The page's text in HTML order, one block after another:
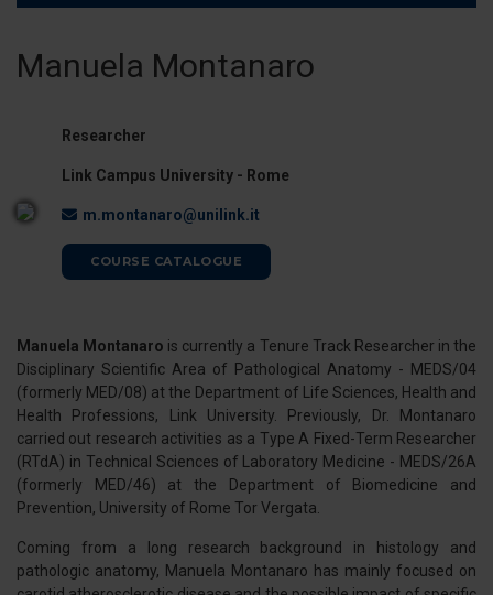
Manuela Montanaro
Researcher
Link Campus University - Rome
m.montanaro@unilink.it
COURSE CATALOGUE
Manuela Montanaro is currently a Tenure Track Researcher in the
Disciplinary Scientific Area of Pathological Anatomy - MEDS/04
(formerly MED/08) at the Department of Life Sciences, Health and
Health Professions, Link University. Previously, Dr. Montanaro
carried out research activities as a Type A Fixed-Term Researcher
(RTdA) in Technical Sciences of Laboratory Medicine - MEDS/26A
(formerly MED/46) at the Department of Biomedicine and
Prevention, University of Rome Tor Vergata.
Coming from a long research background in histology and
pathologic anatomy, Manuela Montanaro has mainly focused on